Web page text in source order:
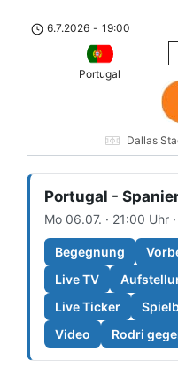
6.7.2026 - 19:00
Portugal
Dallas
Portugal -
Mo 06.07. · 21:00 Uhr
Begegnung
Live TV
Live Ticker
Video
Rodri